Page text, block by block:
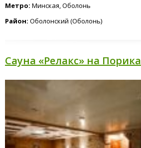
Метро: Минская, Оболонь
Район: Оболонский (Оболонь)
Сауна «Релакс» на Порика